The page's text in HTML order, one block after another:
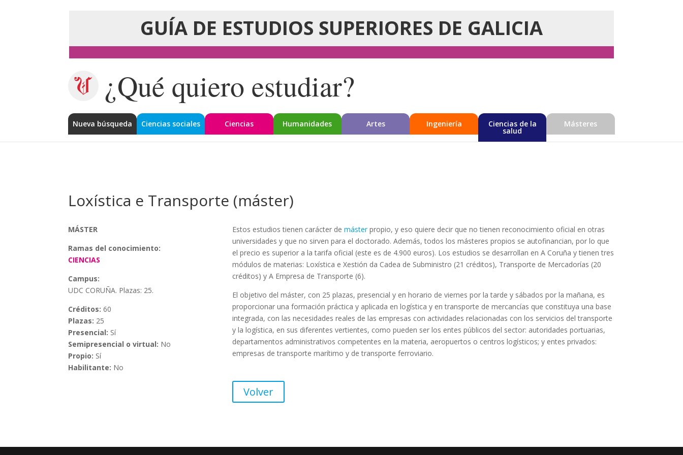
GUÍA DE ESTUDIOS SUPERIORES DE GALICIA
¿Qué quiero estudiar?
Nueva búsqueda Ciencias sociales Ciencias Humanidades Artes Ingeniería Ciencias de la
salud
Másteres
Loxística e Transporte (máster)
MÁSTER
Ramas del conocimiento:
CIENCIAS
Campus:
UDC CORUÑA. Plazas: 25.
Créditos: 60
Plazas: 25
Presencial: Sí
Semipresencial o virtual: No
Propio: Sí
Habilitante: No
Estos estudios tienen carácter de másterpropio, y eso quiere decir que no tienen reconocimiento oficial en otras
universidades y que no sirven para el doctorado. Además, todos los másteres propios se autofinancian, por lo que
el precio es superior a la tarifa oficial (este es de 4.900 euros). Los estudios se desarrollan en A Coruña y tienen tres
módulos de materias: Loxística e Xestión da Cadea de Subministro (21 créditos), Transporte de Mercadorías (20
créditos) y A Empresa de Transporte (6).
El objetivo del máster, con 25 plazas, presencial y en horario de viernes por la tarde y sábados por la mañana, es
proporcionar una formación práctica y aplicada en logística y en transporte de mercancías que constituya una base
integrada, con las necesidades reales de las empresas con actividades relacionadas con los servicios del transporte
y la logística, en sus diferentes vertientes, como pueden ser los entes públicos del sector: autoridades portuarias,
departamentos administrativos competentes en la materia, aeropuertos o centros logísticos; y entes privados:
empresas de transporte marítimo y de transporte ferroviario.
Volver